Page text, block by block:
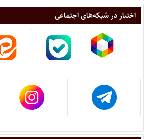
اختبار در شبکه‌های اجتماعی